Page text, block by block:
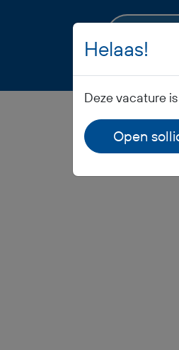
Helaas!
Deze vacature
Open